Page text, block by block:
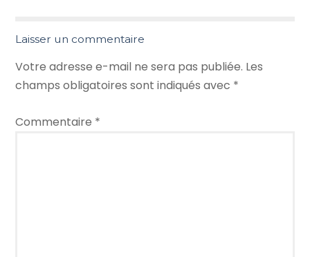
Laisser un commentaire
Votre adresse e-mail ne sera pas publiée. Les
champs obligatoires sont indiqués avec *
Commentaire *